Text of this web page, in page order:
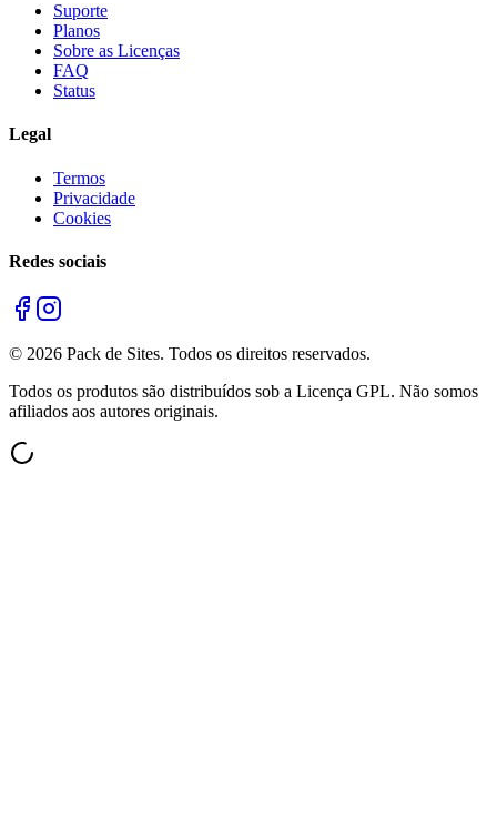
Suporte
Planos
Sobre as Licenças
FAQ
Status
Legal
Termos
Privacidade
Cookies
Redes sociais
© 2026 Pack de Sites. Todos os direitos reservados.
Todos os produtos são distribuídos sob a Licença GPL. Não somos
afiliados aos autores originais.